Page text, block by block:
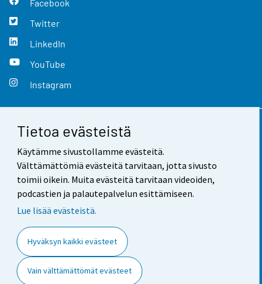
Tietoa evästeistä
Käytämme sivustollamme evästeitä.
Välttämättömiä evästeitä tarvitaan, jotta sivusto
toimii oikein. Muita evästeitä tarvitaan videoiden,
podcastien ja palautepalvelun esittämiseen.
Lue lisää evästeistä.
Hyväksyn kaikki evästeet
Vain välttämättömät evästeet
Facebook
Twitter
LinkedIn
YouTube
Instagram
Yhteystiedot
Palaute
Käyttöehdot
Saavutettavuus
Tietoa sivustosta
Evästeasetukset